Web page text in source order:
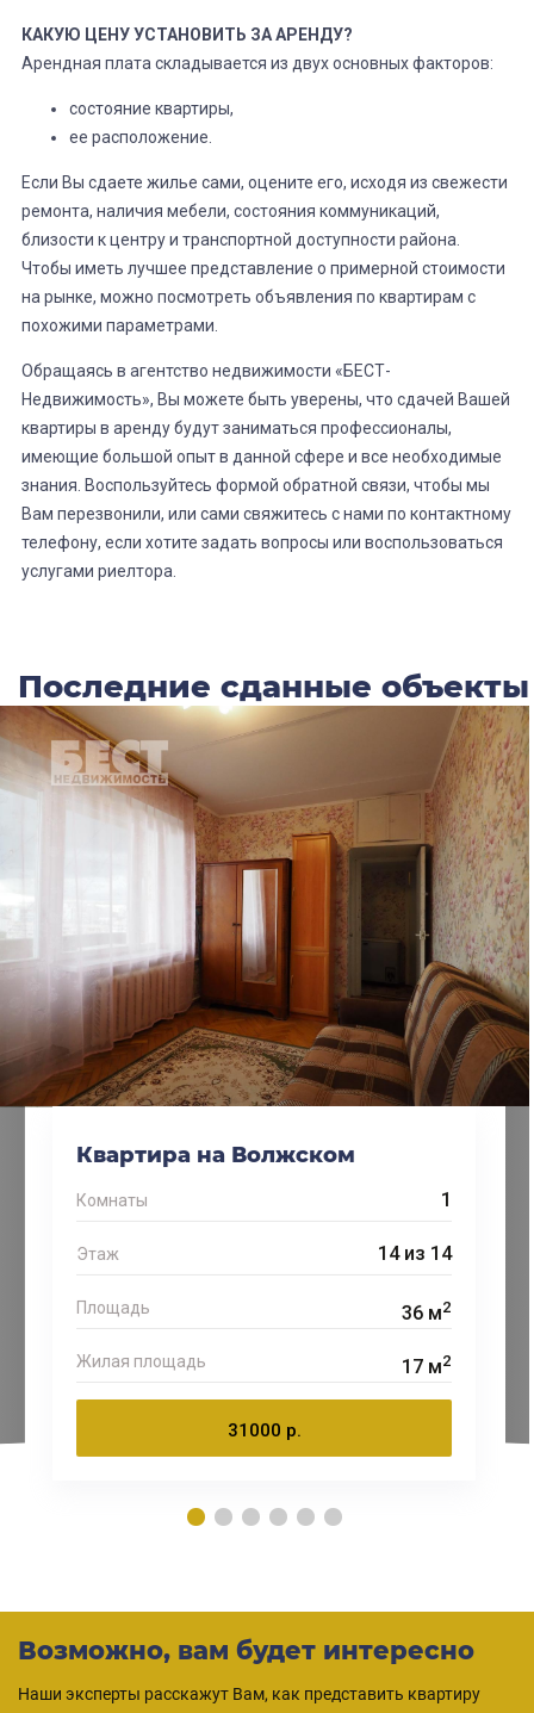
КАКУЮ ЦЕНУ УСТАНОВИТЬ ЗА АРЕНДУ?
Арендная плата складывается из двух основных факторов:
состояние квартиры,
ее расположение.
Если Вы сдаете жилье сами, оцените его, исходя из свежести
ремонта, наличия мебели, состояния коммуникаций,
близости к центру и транспортной доступности района.
Чтобы иметь лучшее представление о примерной стоимости
на рынке, можно посмотреть объявления по квартирам с
похожими параметрами.
Обращаясь в агентство недвижимости «БЕСТ-
Недвижимость», Вы можете быть уверены, что сдачей Вашей
квартиры в аренду будут заниматься профессионалы,
имеющие большой опыт в данной сфере и все необходимые
знания. Воспользуйтесь формой обратной связи, чтобы мы
Вам перезвонили, или сами свяжитесь с нами по контактному
телефону, если хотите задать вопросы или воспользоваться
услугами риелтора.
Последние сданные объекты
Квартира на Волжском
Комнаты 1
Этаж 14 из 14
Площадь 36 м2
Жилая площадь 17 м2
31000 р.
Возможно, вам будет интересно
Наши эксперты расскажут Вам, как представить квартиру